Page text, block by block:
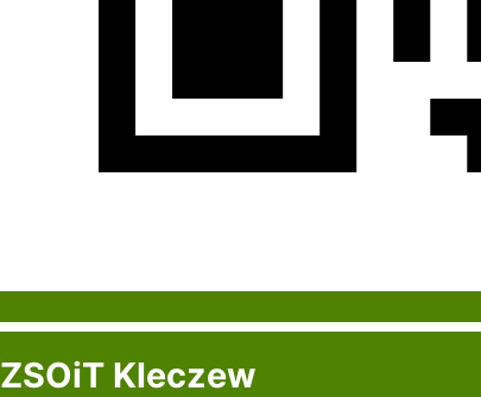
ZSOiT Kleczew